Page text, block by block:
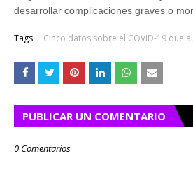
desarrollar complicaciones graves o
Tags: Cinco datos sobre el COVID-19 que
PUBLICAR UN COMENTARIO
0 Comentarios